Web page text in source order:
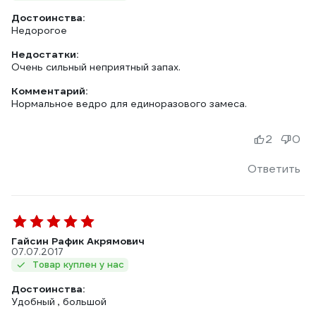
Достоинства:
Недорогое
Недостатки:
Очень сильный неприятный запах.
Комментарий:
Нормальное ведро для единоразового замеса.
Ответить
2 0
Гайсин Рафик Акрямович
07.07.2017
Товар куплен у нас
Достоинства:
Удобный , большой